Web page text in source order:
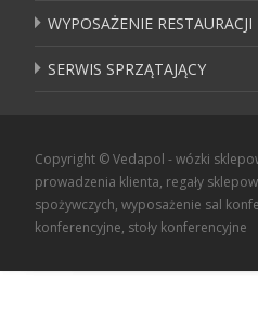
WYPOSAŻENIE RESTAURACJI
SERWIS SPRZĄTAJĄCY
Copyright © Vedapol - wózki
prowadzenia klienta, regały
spożywczych, wyposażenie sal
konferencyjne, stoły konferencyjne